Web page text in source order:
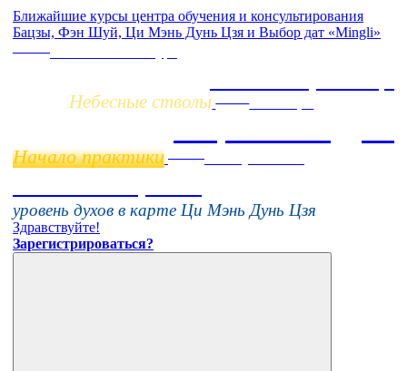
Ближайшие курсы центра обучения и консультирования
Бацзы, Фэн Шуй, Ци Мэнь Дунь Цзя и Выбор дат «Mingli»
Небесные стволы 11 ноября
Начало практики
уровень духов в карте Ци Мэнь Дунь Цзя
Здравствуйте!
Зарегистрироваться?